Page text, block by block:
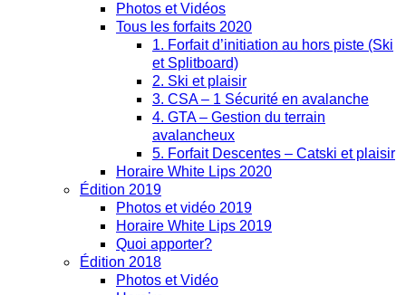
Photos et Vidéos
Tous les forfaits 2020
1. Forfait d’initiation au hors piste (Ski
et Splitboard)
2. Ski et plaisir
3. CSA – 1 Sécurité en avalanche
4. GTA – Gestion du terrain
avalancheux
5. Forfait Descentes – Catski et plaisir
Horaire White Lips 2020
Édition 2019
Photos et vidéo 2019
Horaire White Lips 2019
Quoi apporter?
Édition 2018
Photos et Vidéo